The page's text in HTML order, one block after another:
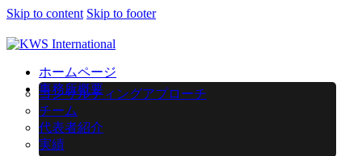
Skip to content Skip to footer
ホームページ
事務所概要
コンサルティングアプローチ
チーム
代表者紹介
実績